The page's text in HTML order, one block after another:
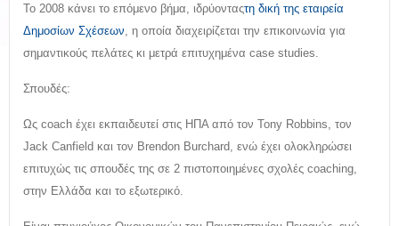
Το 2008 κάνει το επόμενο βήμα, ιδρύονταςτη δική της εταιρεία
Δημοσίων Σχέσεων, η οποία διαχειρίζεται την επικοινωνία για
σημαντικούς πελάτες κι μετρά επιτυχημένα case studies.
Σπουδές:
Ως coach έχει εκπαιδευτεί στις ΗΠΑ από τον Tony Robbins, τον
Jack Canfield και τον Brendon Burchard, ενώ έχει ολοκληρώσει
επιτυχώς τις σπουδές της σε 2 πιστοποιημένες σχολές coaching,
στην Ελλάδα και το εξωτερικό.